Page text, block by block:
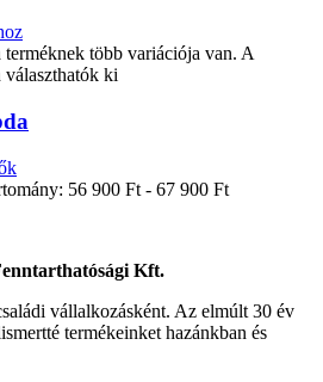
terméknek több variációja van. A
ki
56 900 Ft - 67 900 Ft
Kft.
vállalkozásként. Az elmúlt 30 év
termékeinket hazánkban és